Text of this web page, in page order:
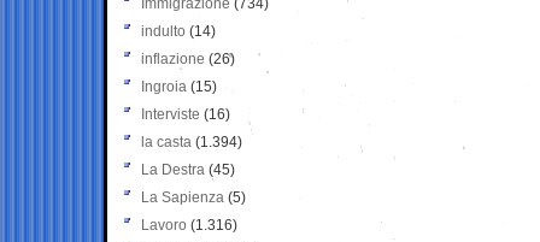
Immigrazione (734)
indulto (14)
inflazione (26)
Ingroia (15)
Interviste (16)
la casta (1.394)
La Destra (45)
La Sapienza (5)
Lavoro (1.316)